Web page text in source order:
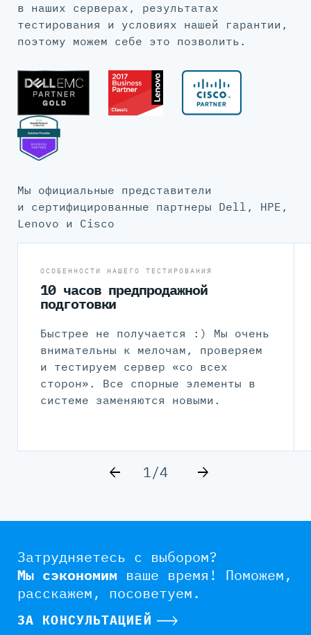
в наших серверах, результатах
тестирования и условиях нашей гарантии,
поэтому можем себе это позволить.
Мы официальные представители
и сертифицированные партнеры Dell, HPE,
Lenovo и Cisco
ОСОБЕННОСТИ НАШЕГО ТЕСТИРОВАНИЯ
10 часов предпродажной
подготовки
Быстрее не получается :) Мы очень
внимательны к мелочам, проверяем
и тестируем сервер «со всех
сторон». Все спорные элементы в
системе заменяются новыми.
1/4
Затрудняетесь с выбором?
Мы сэкономим ваше время! Поможем,
расскажем, посоветуем.
ЗА КОНСУЛЬТАЦИЕЙ